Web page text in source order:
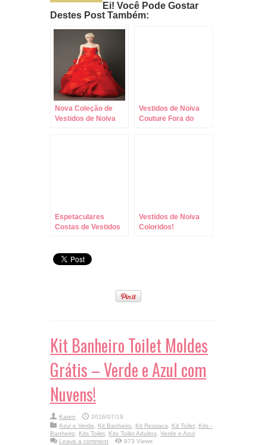
Ei! Você Pode Gostar
Destes Post Também:
Nova Coleção de
Vestidos de Noiva
Vestidos de Noiva
Couture Fora do
Espetaculares
Costas de Vestidos
Vestidos de Noiva
Coloridos!
Kit Banheiro Toilet Moldes
Grátis – Verde e Azul com
Nuvens!
Karen
2016/07/19
Azul e Verde
Kit Banheiro Kit Ressaca Kit Toilet
Kits -
Banheiro
Kits Toilet Kits Toilet Adultos Verde e Azul
Leave a comment
973 Views